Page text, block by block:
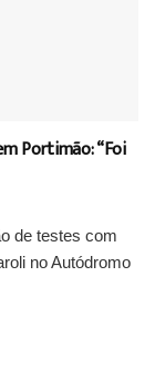
Portimão: “Foi
de testes com
no Autódromo